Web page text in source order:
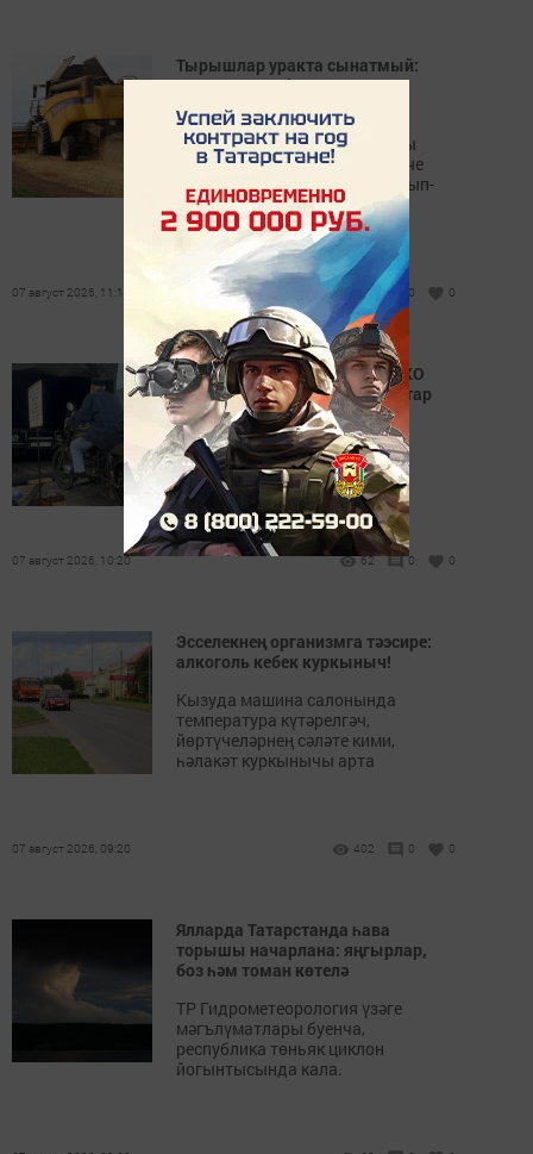
Тырышлар уракта сынатмый:
«Намус» агрофирмасы мул
уңышка өметләнә
Озак еллар дәвамында югары
күрсәткечләр белән сөендерүче
«Намус» агрофирмасында урып-
җыю эшләре кызган чак.
07 август 2026, 11:12 48 0 0
Татарстан мөселманнары МХО
зонасына чираттагы гуманитар
йөк җибәрде
Бу хакта ТР Диния нәзарәте
матбугат хезмәте хәбәр итә
07 август 2026, 10:20 62 0 0
Эсселекнең организмга тәэсире:
алкоголь кебек куркыныч!
Кызуда машина салонында
температура күтәрелгәч,
йөртүчеләрнең сәләте кими,
һәлакәт куркынычы арта
07 август 2026, 09:20 402 0 0
Ялларда Татарстанда һава
торышы начарлана: яңгырлар,
боз һәм томан көтелә
ТР Гидрометеорология үзәге
мәгълүматлары буенча,
республика төньяк циклон
йогынтысында кала.